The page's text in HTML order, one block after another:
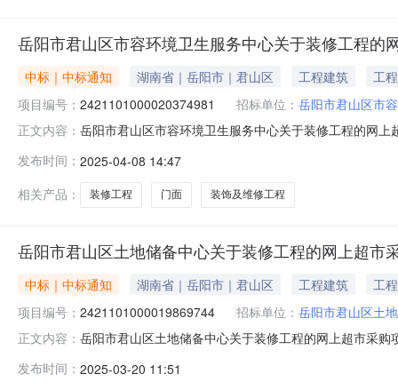
岳阳市君山区市容环境卫生服务中心关于装修工程的
中标｜中标通知 湖南省｜岳阳市｜君山区 工程建筑
工程
项目编号： 2421101000020374981 招标单位： 岳阳市君山区市
正文内容： 岳阳市君山区市容环境卫生服务中心关于装修工程的网
码:430611项目所在行政区划名称:湖南省岳阳市君山区
发布时间： 2025-04-08 14:47
相关产品：
装修工程 门面 装饰及维修工程
岳阳市君山区土地储备中心关于装修工程的网上超市
中标｜中标通知 湖南省｜岳阳市｜君山区 工程建筑
工程
项目编号： 2421101000019869744 招标单位： 岳阳市君山区土
正文内容： 岳阳市君山区土地储备中心关于装修工程的网上超市采
划名称:湖南省岳阳市君山区报价起止时间:-二、采购单
发布时间： 2025-03-20 11:51